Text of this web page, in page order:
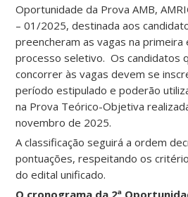
Oportunidade da Prova AMB,
– 01/2025, destinada aos
preencheram as vagas na primeira
processo seletivo. Os candidatos
concorrer às vagas devem se
período estipulado e poderão
na Prova Teórico-Objetiva
novembro de 2025.
A classificação seguirá a ordem
pontuações, respeitando os
do edital unificado.